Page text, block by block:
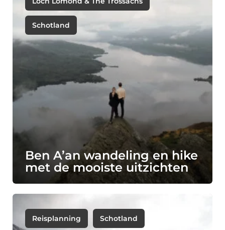
Schotland
Ben A’an wandeling en hike
met de mooiste uitzichten
Reisplanning Schotland